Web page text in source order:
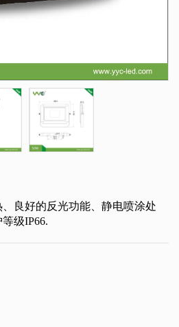
良好的反光功能、静电喷涂处
级IP66.